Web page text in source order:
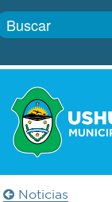
Boletín
Gobierno
Noticias